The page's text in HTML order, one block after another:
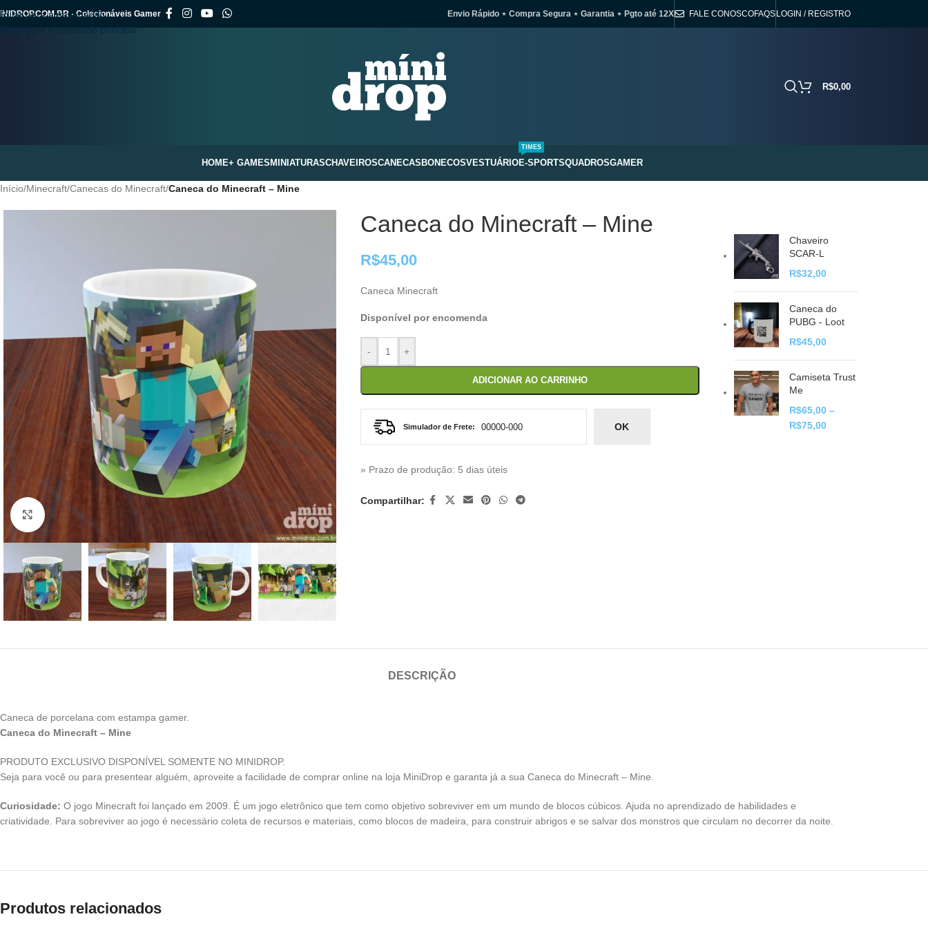
Pular para a navegação
Pular para o conteúdo principal
- Colecionáveis Gamer Envio Rápido ⋆ Compra Segura ⋆ Garantia ⋆ Pgto até 12X FALE CONOSCOFAQS LOGIN / REGISTRO
R$0,00
HOME+ GAMES MINIATURASCHAVEIROSCANECAS BONECOSVESTUÁRIOE-SPORTS
TIMES
QUADROSGAMER
Início/Minecraft/Canecas do Minecraft/Caneca do Minecraft – Mine
Clique para ampliar
Caneca do Minecraft – Mine
R$45,00
Caneca Minecraft
Disponível por encomenda
- +
ADICIONAR AO CARRINHO
Simulador de Frete: OK
» Prazo de produção: 5 dias úteis
Compartilhar:
Chaveiro
SCAR-L
R$32,00
Caneca do
PUBG - Loot
R$45,00
Camiseta Trust
Me
R$65,00 –
R$75,00
DESCRIÇÃO
Caneca de porcelana com estampa gamer.
Caneca do Minecraft – Mine
PRODUTO EXCLUSIVO DISPONÍVEL SOMENTE NO MINIDROP.
Seja para você ou para presentear alguém, aproveite a facilidade de comprar online na loja MiniDrop e garanta já a sua Caneca do Minecraft – Mine.
Curiosidade: O jogo Minecraft foi lançado em 2009. É um jogo eletrônico que tem como objetivo sobreviver em um mundo de blocos cúbicos. Ajuda no aprendizado de habilidades e
criatividade. Para sobreviver ao jogo é necessário coleta de recursos e materiais, como blocos de madeira, para construir abrigos e se salvar dos monstros que circulam no decorrer da noite.
Produtos relacionados